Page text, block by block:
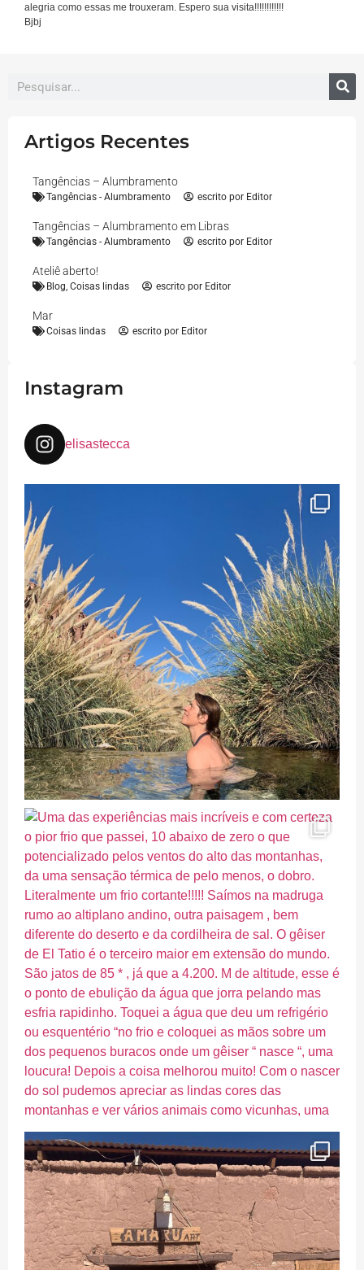
alegria como essas me trouxeram. Espero sua visita!!!!!!!!!!!!
Bjbj
Artigos Recentes
Tangências – Alumbramento
Tangências - Alumbramento escrito por Editor
Tangências – Alumbramento em Libras
Tangências - Alumbramento escrito por Editor
Ateliê aberto!
Blog, Coisas lindas escrito por Editor
Mar
Coisas lindas escrito por Editor
Instagram
elisastecca